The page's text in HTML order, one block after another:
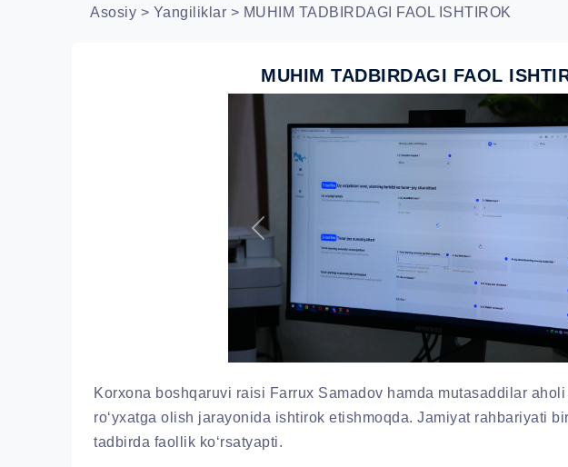
Asosiy > Yangiliklar > MUHIM TADBIRDAGI FAOL ISHTIROK
MUHIM TADBIRDAGI FAOL
Previous
Korxona boshqaruvi raisi Farrux Samadov hamda mutasaddilar
ro‘yxatga olish jarayonida ishtirok etishmoqda. Jamiyat rahbariyati
tadbirda faollik ko‘rsatyapti.